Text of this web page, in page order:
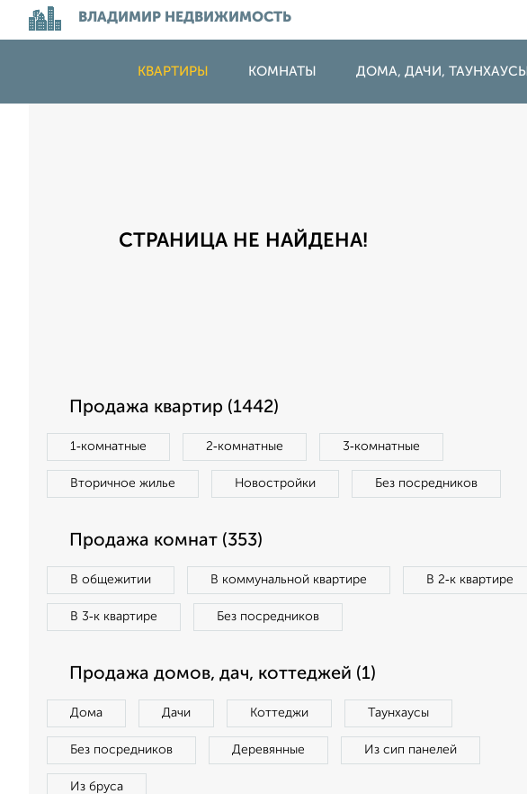
ВЛАДИМИР НЕДВИЖИМОСТЬ
КВАРТИРЫ КОМНАТЫ ДОМА, ДАЧИ, ТАУНХАУСЫ
СТРАНИЦА НЕ НАЙДЕНА!
Продажа квартир (1442)
1‑комнатные 2‑комнатные 3‑комнатные
Вторичное жилье Новостройки Без посредников
Продажа комнат (353)
В общежитии В коммунальной квартире В 2‑к квартире
В 3‑к квартире Без посредников
Продажа домов, дач, коттеджей (1)
Дома Дачи Коттеджи Таунхаусы
Без посредников Деревянные Из сип панелей
Из бруса